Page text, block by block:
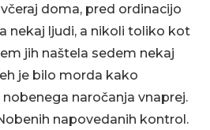
doma, pred ordinacijo
nekaj ljudi, a nikoli toliko kot
jih naštela sedem nekaj
je bilo morda kako
naročanja vnaprej.
napovedanih kontrol.